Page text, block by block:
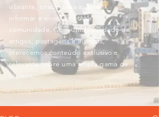
vibrante, criado para inspirar,
informar e envolver nossa
comunidade. Com uma variedade de
artigos, postagens e insights,
oferecemos conteúdo exclusivo e
relevante sobre uma ampla gama de
tópicos.